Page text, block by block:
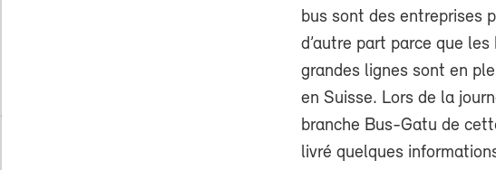
bus sont des entreprises
d’autre part parce que les
grandes lignes sont en
en Suisse. Lors de la
branche Bus-Gatu de
livré quelques